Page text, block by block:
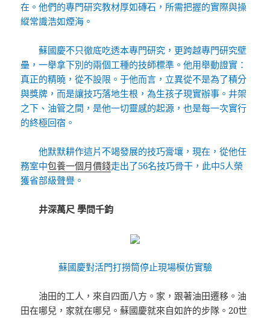
在。他們的專門研究教材厚如磚石，所需把握的實際與操
縱常識浩如煙海。
蘇國慶不只徹底吃透本專門研究，更跨越專門研究壁
壘，一舉拿下別的兩個工種的技師標準。他用舉動證實：
真正的精曉，從不設限。于他而言，立異從不是為了積分
與獎牌，而是讓技巧落地生根，為生孩子現實辦事。井架
之下、油管之間，是他一切靈感的起源，也是每一次實行
的終極回宿。
他默默耕作這片不竭發展的技巧膏壤，現在，從他任
務室中包養一個月價錢走出了56名技巧骨干，此中5人榮
獲省部級聲譽。
井深萬尺 學問千鈞
蘇國慶對活門打撈筒停止現場模仿實驗
油田的工人，來自四面八方。家，跟著油田遷移。油
田在哪兒，家就在哪兒。蘇國慶就來自如許的步隊。20世